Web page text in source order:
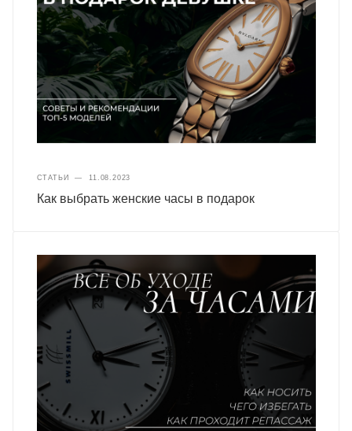
СТАТЬИ — 11.08.2023
Как выбрать женские часы в подарок